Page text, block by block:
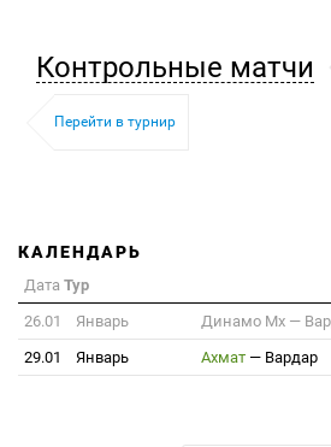
Контрольные матчи
Перейти в турнир
КАЛЕНДАРЬ
Дата Тур
26.01
Январь Динамо Мх —
29.01
Январь Ахмат — Вардар